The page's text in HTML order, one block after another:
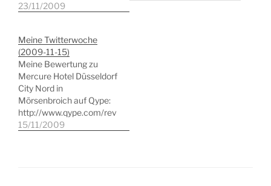
#RSS [slamprecht] Warte
strategie meeting web
2.0 [slamprecht] So
demnächst taucht
spandau auf [slamprecht]
Sehr produktives und
interessantes meeting
zur strategie [slamprecht]
Jetzt warte…
23/11/2009
Meine Twitterwoche
(2009-11-15)
Meine Bewertung zu
Mercure Hotel Düsseldorf
City Nord in
Mörsenbroich auf Qype:
http://www.qype.com/rev
iew/1110678 # Meine
15/11/2009